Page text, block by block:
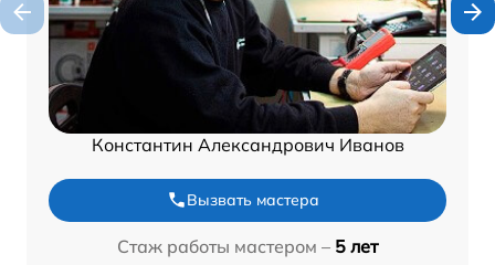
Константин Александрович Иванов
Вызвать мастера
Стаж работы мастером – 5 лет